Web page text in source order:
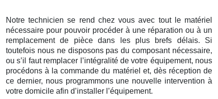
Notre technicien se rend chez vous avec tout le matériel
nécessaire pour pouvoir procéder à une réparation ou à un
remplacement de pièce dans les plus brefs délais. Si
toutefois nous ne disposons pas du composant nécessaire,
ou s’il faut remplacer l’intégralité de votre équipement, nous
procédons à la commande du matériel et, dès réception de
ce dernier, nous programmons une nouvelle intervention à
votre domicile afin d’installer l’équipement.